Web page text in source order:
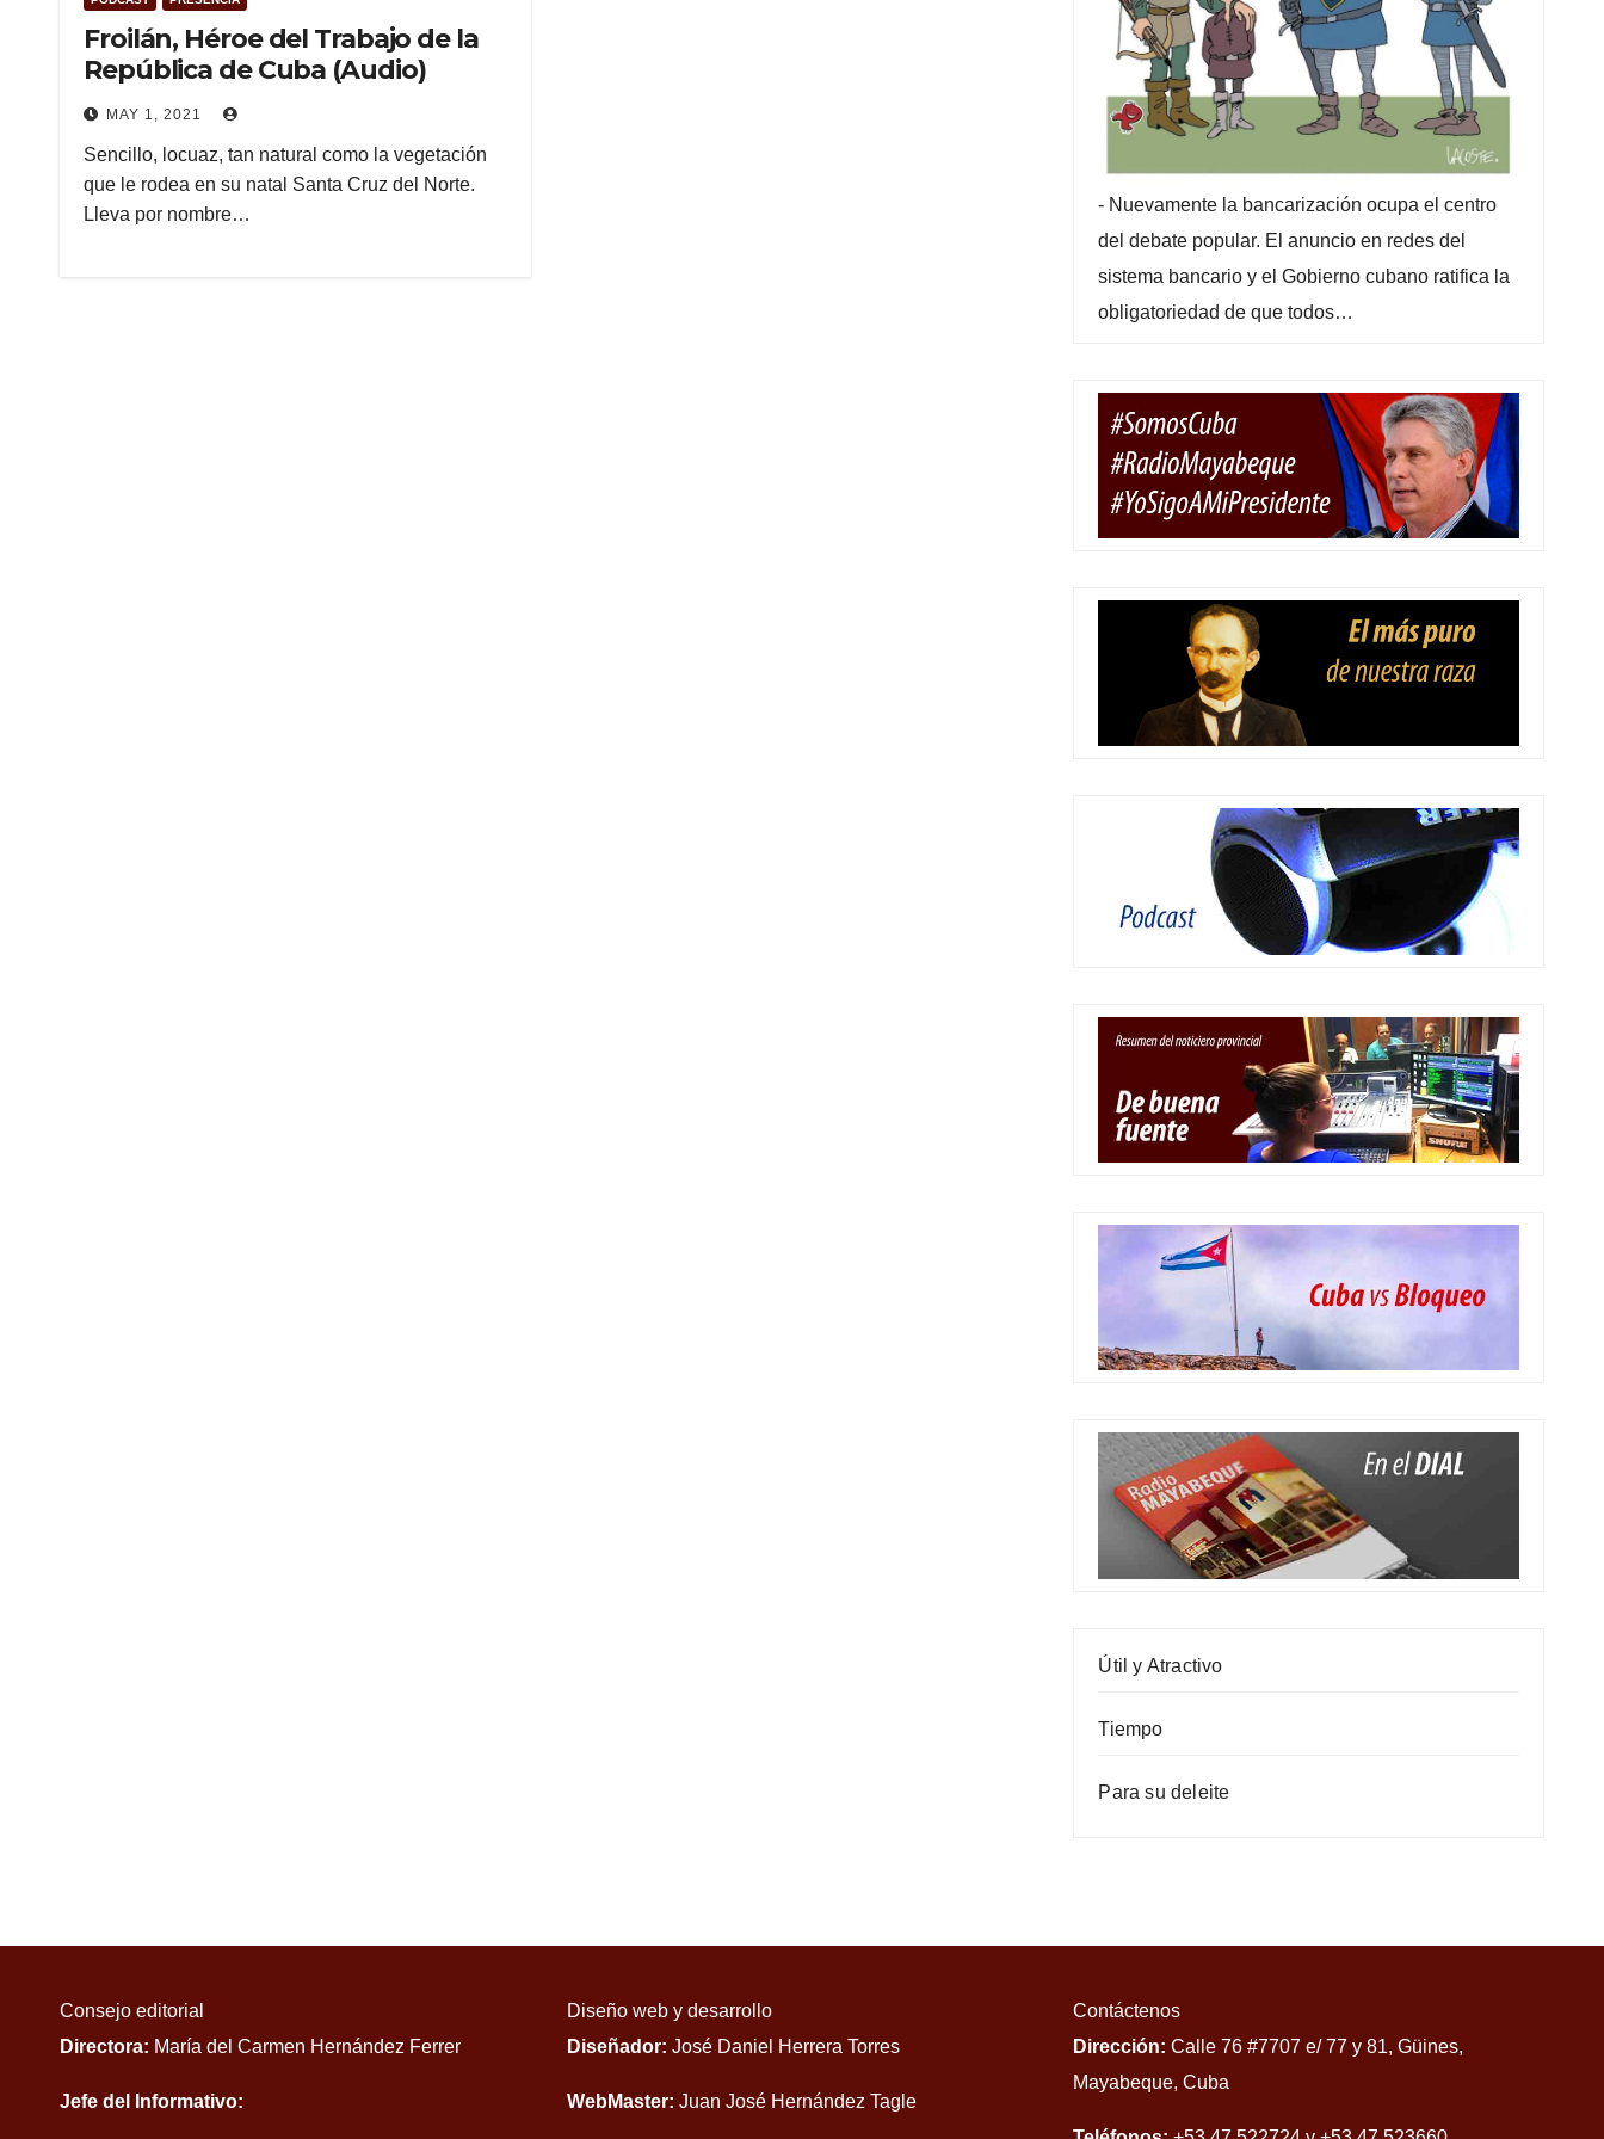
Froilán, Héroe del Trabajo de la
República de Cuba (Audio)
MAY 1, 2021
Sencillo, locuaz, tan natural como la vegetación
que le rodea en su natal Santa Cruz del Norte.
Lleva por nombre…
- Nuevamente la bancarización ocupa el centro
del debate popular. El anuncio en redes del
sistema bancario y el Gobierno cubano ratifica la
obligatoriedad de que todos…
Útil y Atractivo
Tiempo
Para su deleite
Consejo editorial
Directora: María del Carmen Hernández Ferrer
Jefe del Informativo:
Diseño web y desarrollo
Diseñador: José Daniel Herrera Torres
WebMaster: Juan José Hernández Tagle
Contáctenos
Dirección: Calle 76 #7707 e/ 77 y 81, Güines,
Mayabeque, Cuba